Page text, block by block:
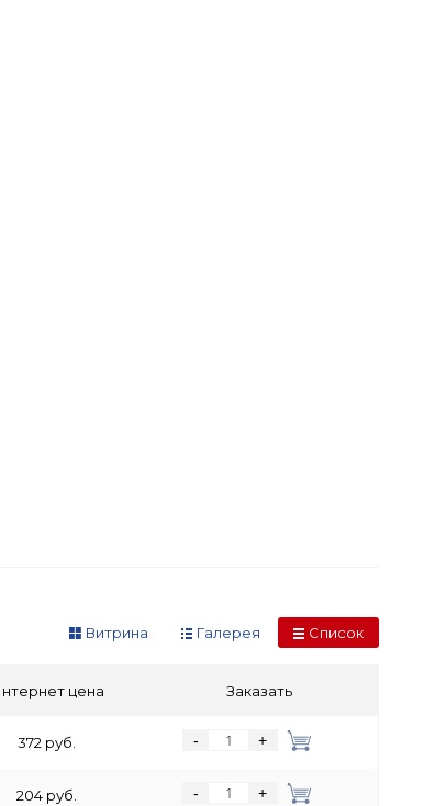
Список
Галерея
Витрина
цена Заказать
372 руб. - +
204 руб. - +